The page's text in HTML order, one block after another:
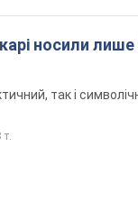
носили лише
так і
т.